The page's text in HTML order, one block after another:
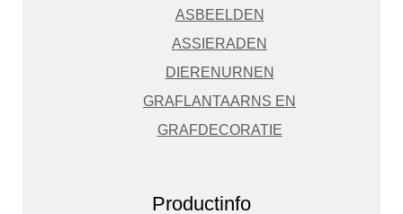
ASBEELDEN
ASSIERADEN
DIERENURNEN
GRAFLANTAARNS EN
GRAFDECORATIE
Productinfo